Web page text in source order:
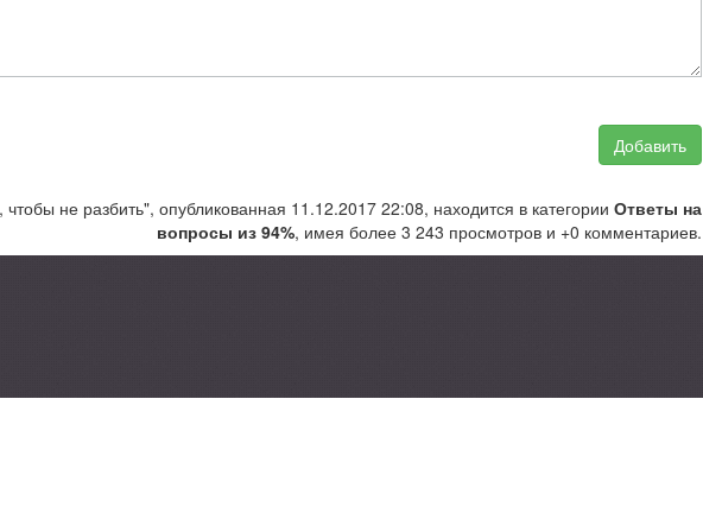
Добавить
не разбить", опубликованная 11.12.2017 22:08, находится в категории Ответы на
вопросы из 94%, имея более 3 243 просмотров и +0 комментариев.